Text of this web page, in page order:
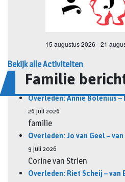
Bekijk alle Activiteiten
Familie
Overleden: Annie Bolenius
26 juli 2026
familie
Overleden: Jo van Geel –
9 juli 2026
Corine van Strien
Overleden: Riet Scheij – van